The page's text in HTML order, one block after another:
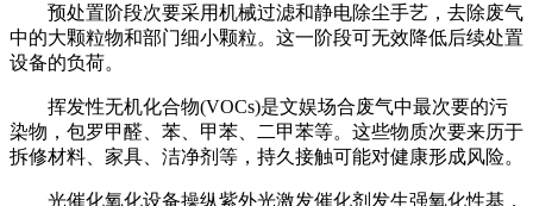
预处置阶段次要采用机械过滤和静电除尘手艺，去除废气
中的大颗粒物和部门细小颗粒。这一阶段可无效降低后续处置
设备的负荷。
挥发性无机化合物(VOCs)是文娱场合废气中最次要的污
染物，包罗甲醛、苯、甲苯、二甲苯等。这些物质次要来历于
拆修材料、家具、洁净剂等，持久接触可能对健康形成风险。
光催化氧化设备操纵紫外光激发催化剂发生强氧化性基，